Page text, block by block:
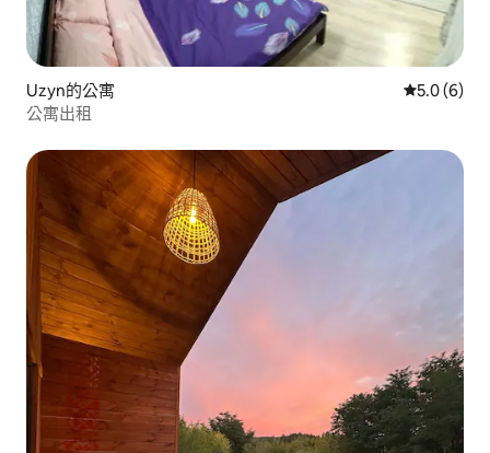
Uzyn的公寓 從 6 則評
5.0 (6)
公寓出租